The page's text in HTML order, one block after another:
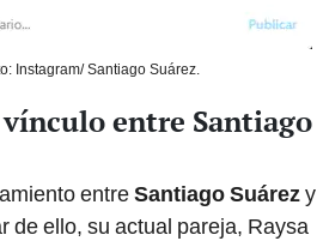
Instagram/ Santiago Suárez.
entre Santiago
entreSantiago Suárezy
de ello, su actual pareja, Raysa